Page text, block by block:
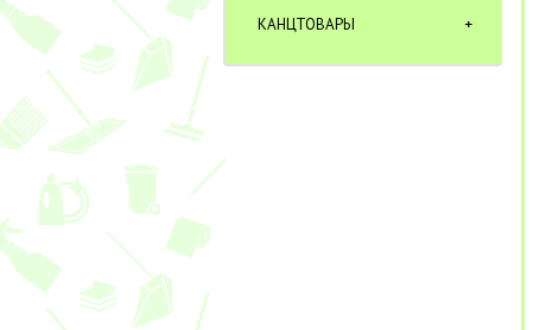
КАНЦТОВАРЫ